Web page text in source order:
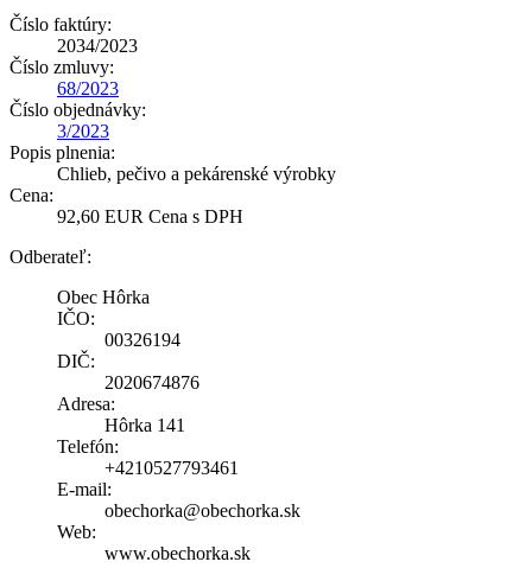
Číslo faktúry:
2034/2023
Číslo zmluvy:
68/2023
Číslo objednávky:
3/2023
Popis plnenia:
Chlieb, pečivo a pekárenské výrobky
Cena:
92,60 EUR Cena s DPH
Odberateľ:
Obec Hôrka
IČO:
00326194
DIČ:
2020674876
Adresa:
Hôrka 141
Telefón:
+4210527793461
E-mail:
obechorka@obechorka.sk
Web:
www.obechorka.sk